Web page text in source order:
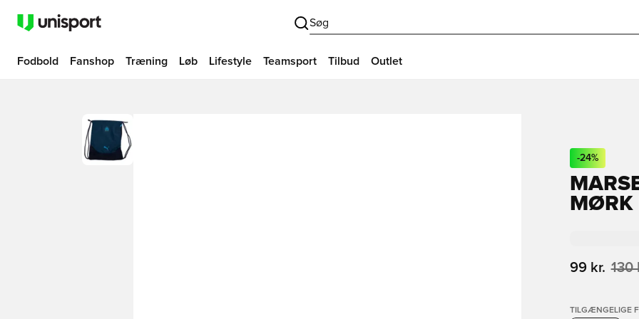
Søg
Fodbold Fanshop Træning Løb Lifestyle Teamsport Tilbud Outlet
-24%
99 kr. 130
TILGÆNGELIGE